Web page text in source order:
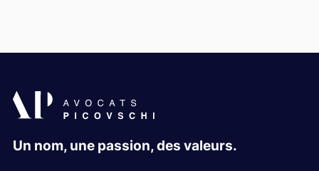
Un nom, une passion, des valeurs.